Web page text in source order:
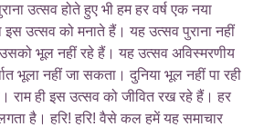
उत्सव होते हुए भी हम हर वर्ष एक नया
उत्सव को मनाते हैं। यह उत्सव पुराना नहीं
उसको भूल नहीं रहे हैं। यह उत्सव अविस्मरणीय
भूला नहीं जा सकता। दुनिया भूल नहीं पा रही
राम ही इस उत्सव को जीवित रख रहे हैं। हर
है। हरि! हरि! वैसे कल हमें यह समाचार